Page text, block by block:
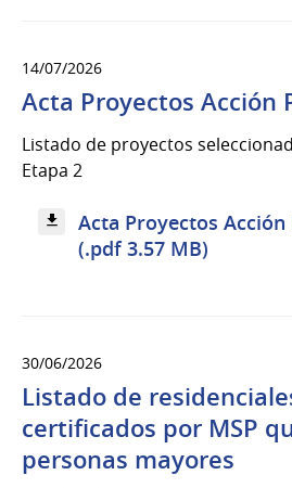
14/07/2026
Acta Proyectos Acción
Listado de proyectos
Etapa 2
Acta Proyectos Acción
(.pdf 3.57 MB)
30/06/2026
Listado de
certificados por MSP
personas mayores